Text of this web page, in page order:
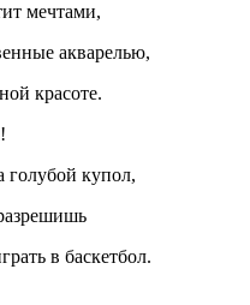
мечтами,
акварелью,
красоте.
голубой купол,
в баскетбол.